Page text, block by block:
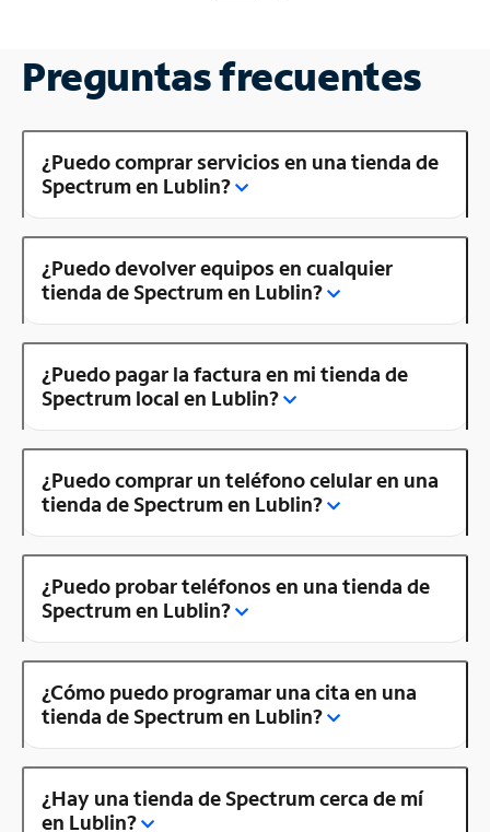
Preguntas frecuentes
¿Puedo comprar servicios en una tienda de
Spectrum en Lublin?
¿Puedo devolver equipos en cualquier
tienda de Spectrum en Lublin?
¿Puedo pagar la factura en mi tienda de
Spectrum local en Lublin?
¿Puedo comprar un teléfono celular en una
tienda de Spectrum en Lublin?
¿Puedo probar teléfonos en una tienda de
Spectrum en Lublin?
¿Cómo puedo programar una cita en una
tienda de Spectrum en Lublin?
¿Hay una tienda de Spectrum cerca de mí
en Lublin?